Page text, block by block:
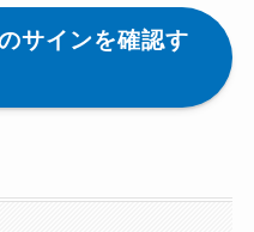
サインを確認す